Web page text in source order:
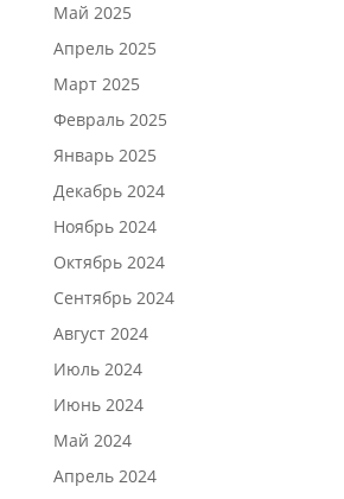
Май 2025
Апрель 2025
Март 2025
Февраль 2025
Январь 2025
Декабрь 2024
Ноябрь 2024
Октябрь 2024
Сентябрь 2024
Август 2024
Июль 2024
Июнь 2024
Май 2024
Апрель 2024